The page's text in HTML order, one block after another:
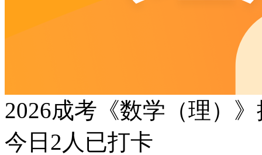
2026成考《数学（理）
今日 2 人已打卡